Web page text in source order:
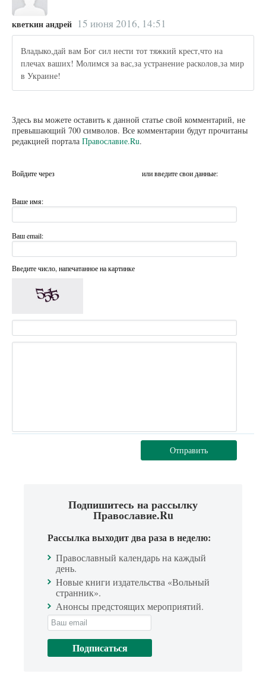
кветкин андрей 15 июня 2016, 14:51
Владыко,дай вам Бог сил нести тот тяжкий крест,что на
плечах ваших! Молимся за вас,за устранение расколов,за мир
в Украине!
Здесь вы можете оставить к данной статье свой комментарий, не
превышающий 700 символов. Все комментарии будут прочитаны
редакцией портала Православие.Ru.
Войдите через или введите свои данные:
Ваше имя:
Ваш email:
Введите число, напечатанное на картинке
Отправить
Подпишитесь на рассылку
Православие.Ru
Рассылка выходит два раза в неделю:
Православный календарь на каждый
день.
Новые книги издательства «Вольный
странник».
Анонсы предстоящих мероприятий.